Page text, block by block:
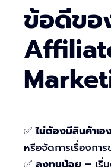
ข้อดีขอ
✅ไม่ต้องมีสินค้าเอ
หรือจัดการเรื่องกา
✅ ลงทุนน้อย – เริ่